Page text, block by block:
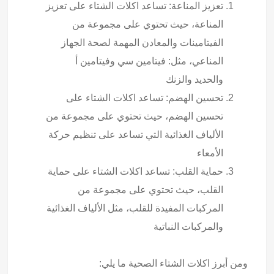
تعزيز المناعة: تساعد اكلات الشتاء على تعزيز
المناعة، حيث تحتوي على مجموعة من
الفيتامينات والمعادن المهمة لصحة الجهاز
المناعي، مثل: فيتامين سي وفيتامين أ
والحديد والزنك
تحسين الهضم: تساعد اكلات الشتاء على
تحسين الهضم، حيث تحتوي على مجموعة من
الألياف الغذائية التي تساعد على تنظيم حركة
الأمعاء
حماية القلب: تساعد اكلات الشتاء على حماية
القلب، حيث تحتوي على مجموعة من
المركبات المفيدة للقلب، مثل الألياف الغذائية
والمركبات النباتية
ومن أبرز اكلات الشتاء الصحية ما يلي: